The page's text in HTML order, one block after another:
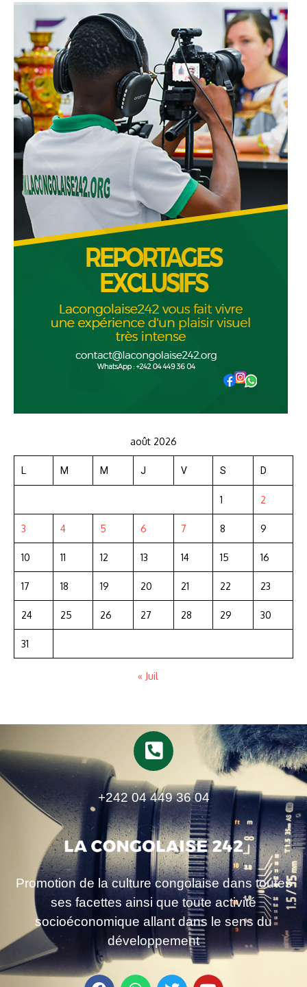
août 2026
L M M J V S D
1 2
3 4 5 6 7 8 9
10 11 12 13 14 15 16
17 18 19 20 21 22 23
24 25 26 27 28 29 30
31
« Juil
+242 04 449 36 04
Promotion de la culture congolaise dans toutes
ses facettes ainsi que toute activité
socioéconomique allant dans le sens du
développement